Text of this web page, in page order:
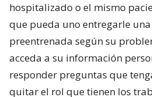
hospitalizado o el mismo
que pueda uno entregarle
preentrenada según su
acceda a su información
responder preguntas que
quitar el rol que tienen los